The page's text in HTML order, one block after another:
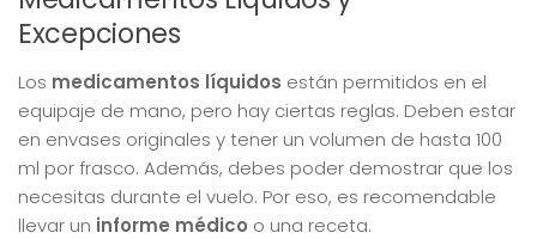
Excepciones
Los medicamentos líquidos están permitidos en el
equipaje de mano, pero hay ciertas reglas. Deben estar
en envases originales y tener un volumen de hasta 100
ml por frasco. Además, debes poder demostrar que los
necesitas durante el vuelo. Por eso, es recomendable
llevar un informe médico o una receta.